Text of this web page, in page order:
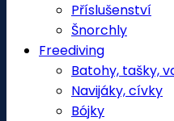
Příslušenství
Šnorchly
Freediving
Batohy, tašky,
Navijáky, cívky
Bójky